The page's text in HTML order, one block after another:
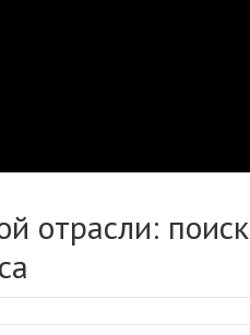
отрасли: поиск